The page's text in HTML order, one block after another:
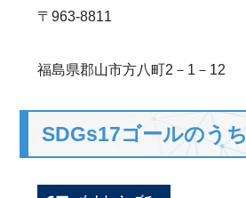
〒963-8811
福島県郡山市方八町2－1－12
SDGs17ゴールのう